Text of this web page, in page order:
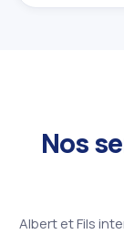
Nos
Albert et Fils